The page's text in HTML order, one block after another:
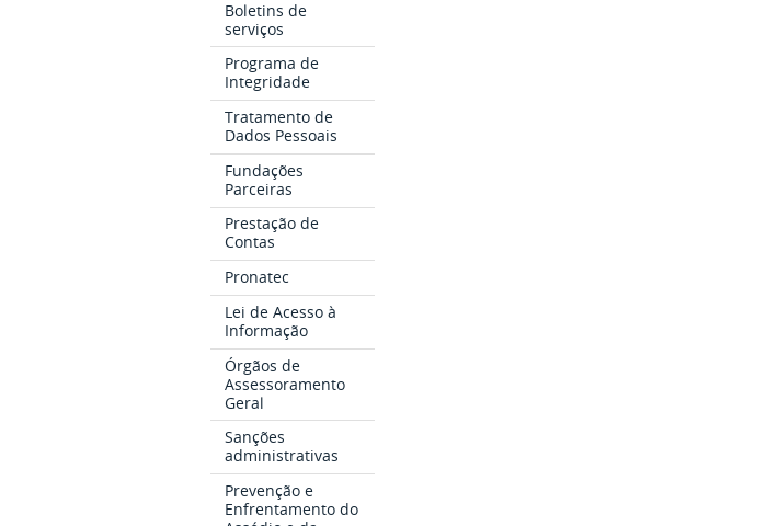
Boletins de
serviços
Programa de
Integridade
Tratamento de
Dados Pessoais
Fundações
Parceiras
Prestação de
Contas
Pronatec
Lei de Acesso à
Informação
Órgãos de
Assessoramento
Geral
Sanções
administrativas
Prevenção e
Enfrentamento do